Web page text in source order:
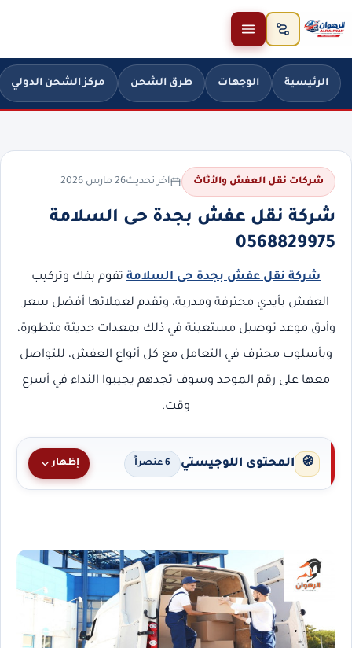
تخطَّ إلى المحتوى
الرئيسية الوجهات طرق الشحن مركز الشحن الدولي
شركات نقل العفش والأثاث آخر تحديث26 مارس 2026
شركة نقل عفش بجدة حى السلامة
0568829975
شركة نقل عفش بجدة حى السلامة تقوم بفك وتركيب
العفش بأيدي محترفة ومدربة، وتقدم لعملائها أفضل سعر
وأدق موعد توصيل مستعينة في ذلك بمعدات حديثة متطورة،
وبأسلوب محترف في التعامل مع كل أنواع العفش، للتواصل
معها على رقم الموحد وسوف تجدهم يجيبوا النداء في أسرع
وقت.
🧭 المحتوى اللوجيستي 6 عنصراً إظهار